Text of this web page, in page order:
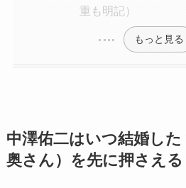
重も明記）
もっと見る
中澤佑二はいつ結婚した
奥さん）を先に押さえる